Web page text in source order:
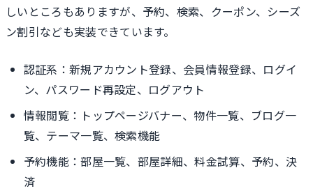
しいところもありますが、予約、検索、クーポン、シーズ
ン割引なども実装できています。
認証系：新規アカウント登録、会員情報登録、ログイ
ン、パスワード再設定、ログアウト
情報閲覧：トップページバナー、物件一覧、ブログ一
覧、テーマ一覧、検索機能
予約機能：部屋一覧、部屋詳細、料金試算、予約、決
済